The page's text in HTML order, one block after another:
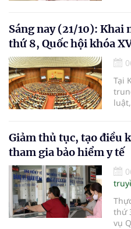
Sáng nay (21/10): Khai
thứ 8, Quốc hội khóa
Tại
Giảm thủ tục, tạo điều
tham gia bảo hiểm y tế
thứ
vụ